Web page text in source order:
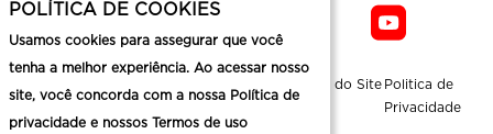
Mapa do Site Politica de
Privacidade
POLÍTICA DE COOKIES
Usamos cookies para assegurar que você
tenha a melhor experiência. Ao acessar nosso
site, você concorda com a nossa Política de
privacidade e nossos Termos de uso